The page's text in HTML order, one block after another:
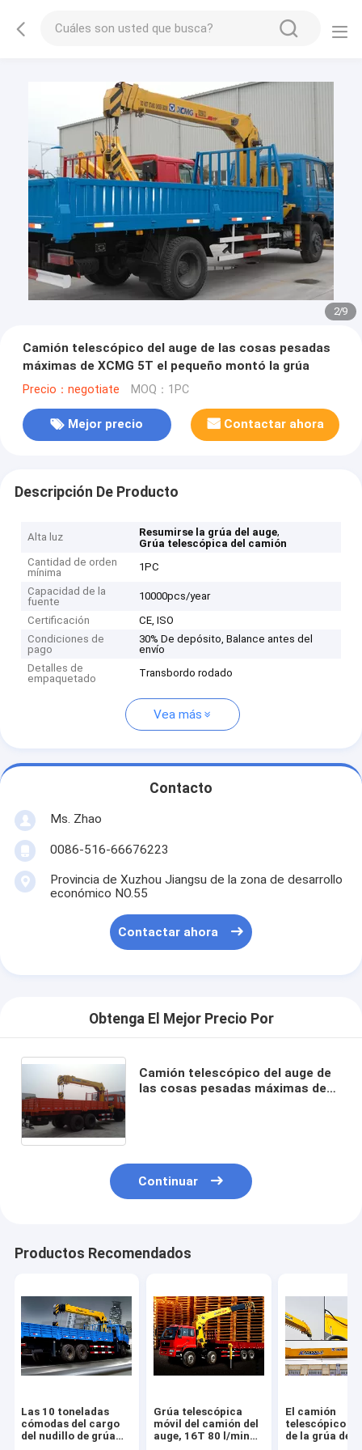
2/9
Camión telescópico del auge de las cosas pesadas
máximas de XCMG 5T el pequeño montó la grúa
Precio：negotiate MOQ：1PC
Mejor precio Contactar ahora
Descripción De Producto
Alta luz Resumirse la grúa del auge,
Grúa telescópica del camión
Cantidad de orden
mínima
1PC
Capacidad de la
fuente
10000pcs/year
Certificación
CE, ISO
Condiciones de
pago
30% De depósito, Balance antes del
envío
Detalles de
empaquetado
Transbordo rodado
Vea más
Contacto
Ms. Zhao
0086-516-66676223
Provincia de Xuzhou Jiangsu de la zona de desarrollo
económico NO.55
Contactar ahora
Obtenga El Mejor Precio Por
Camión telescópico del auge de
las cosas pesadas máximas de
Continuar
Productos Recomendados
Las 10 toneladas
cómodas del cargo
del nudillo de grúa
Grúa telescópica
móvil del camión del
auge, 16T 80 l/min
El camión
telescópico
de la grúa del